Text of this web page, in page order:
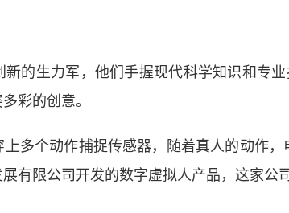
生力军，他们手握现代科学知识和专业
彩的创意。
个动作捕捉传感器，随着真人的动作，
有限公司开发的数字虚拟人产品，这家